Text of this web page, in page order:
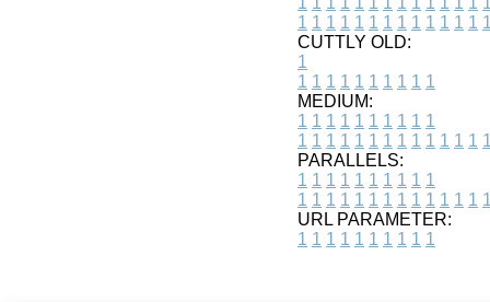
1 1 1 1 1 1 1 1 1 1 1 1 1 1
CUTTLY OLD:
1
1 1 1 1 1 1 1 1 1 1
MEDIUM:
1 1 1 1 1 1 1 1 1 1
1 1 1 1 1 1 1 1 1 1 1 1 1 1
PARALLELS:
1 1 1 1 1 1 1 1 1 1
1 1 1 1 1 1 1 1 1 1 1 1 1 1
URL PARAMETER:
1 1 1 1 1 1 1 1 1 1